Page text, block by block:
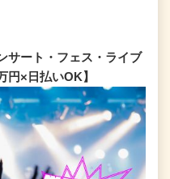
サート・フェス・ライブ
円×日払いOK】